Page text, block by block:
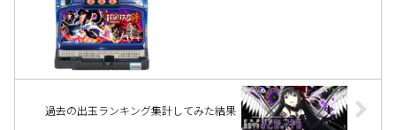
過去の出玉ランキング集計してみた結果